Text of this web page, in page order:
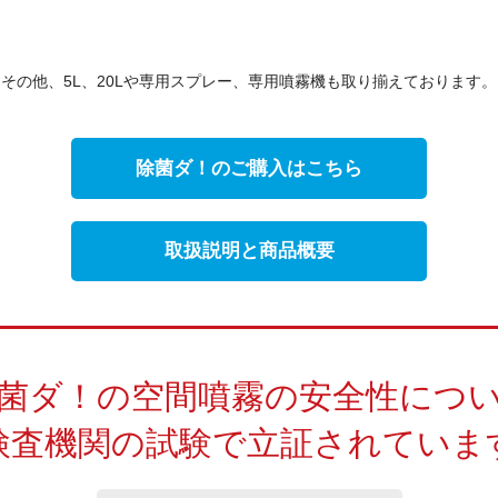
その他、5L、20Lや専用スプレー、 専用噴霧機も取り揃えております。
除菌ダ！のご購入はこちら
取扱説明と商品概要
ダ！の空間噴霧の安全性につ
査機関の試験で立証されていま